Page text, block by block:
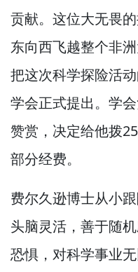
贡献。 这位大无畏的
东向西飞越整个非洲
把这次科学探险活
学会正式提出。 学
赞赏， 决定给他拨
部分经费。
费尔久逊博士从小
头脑灵活， 善于随机
恐惧， 对科学事业无